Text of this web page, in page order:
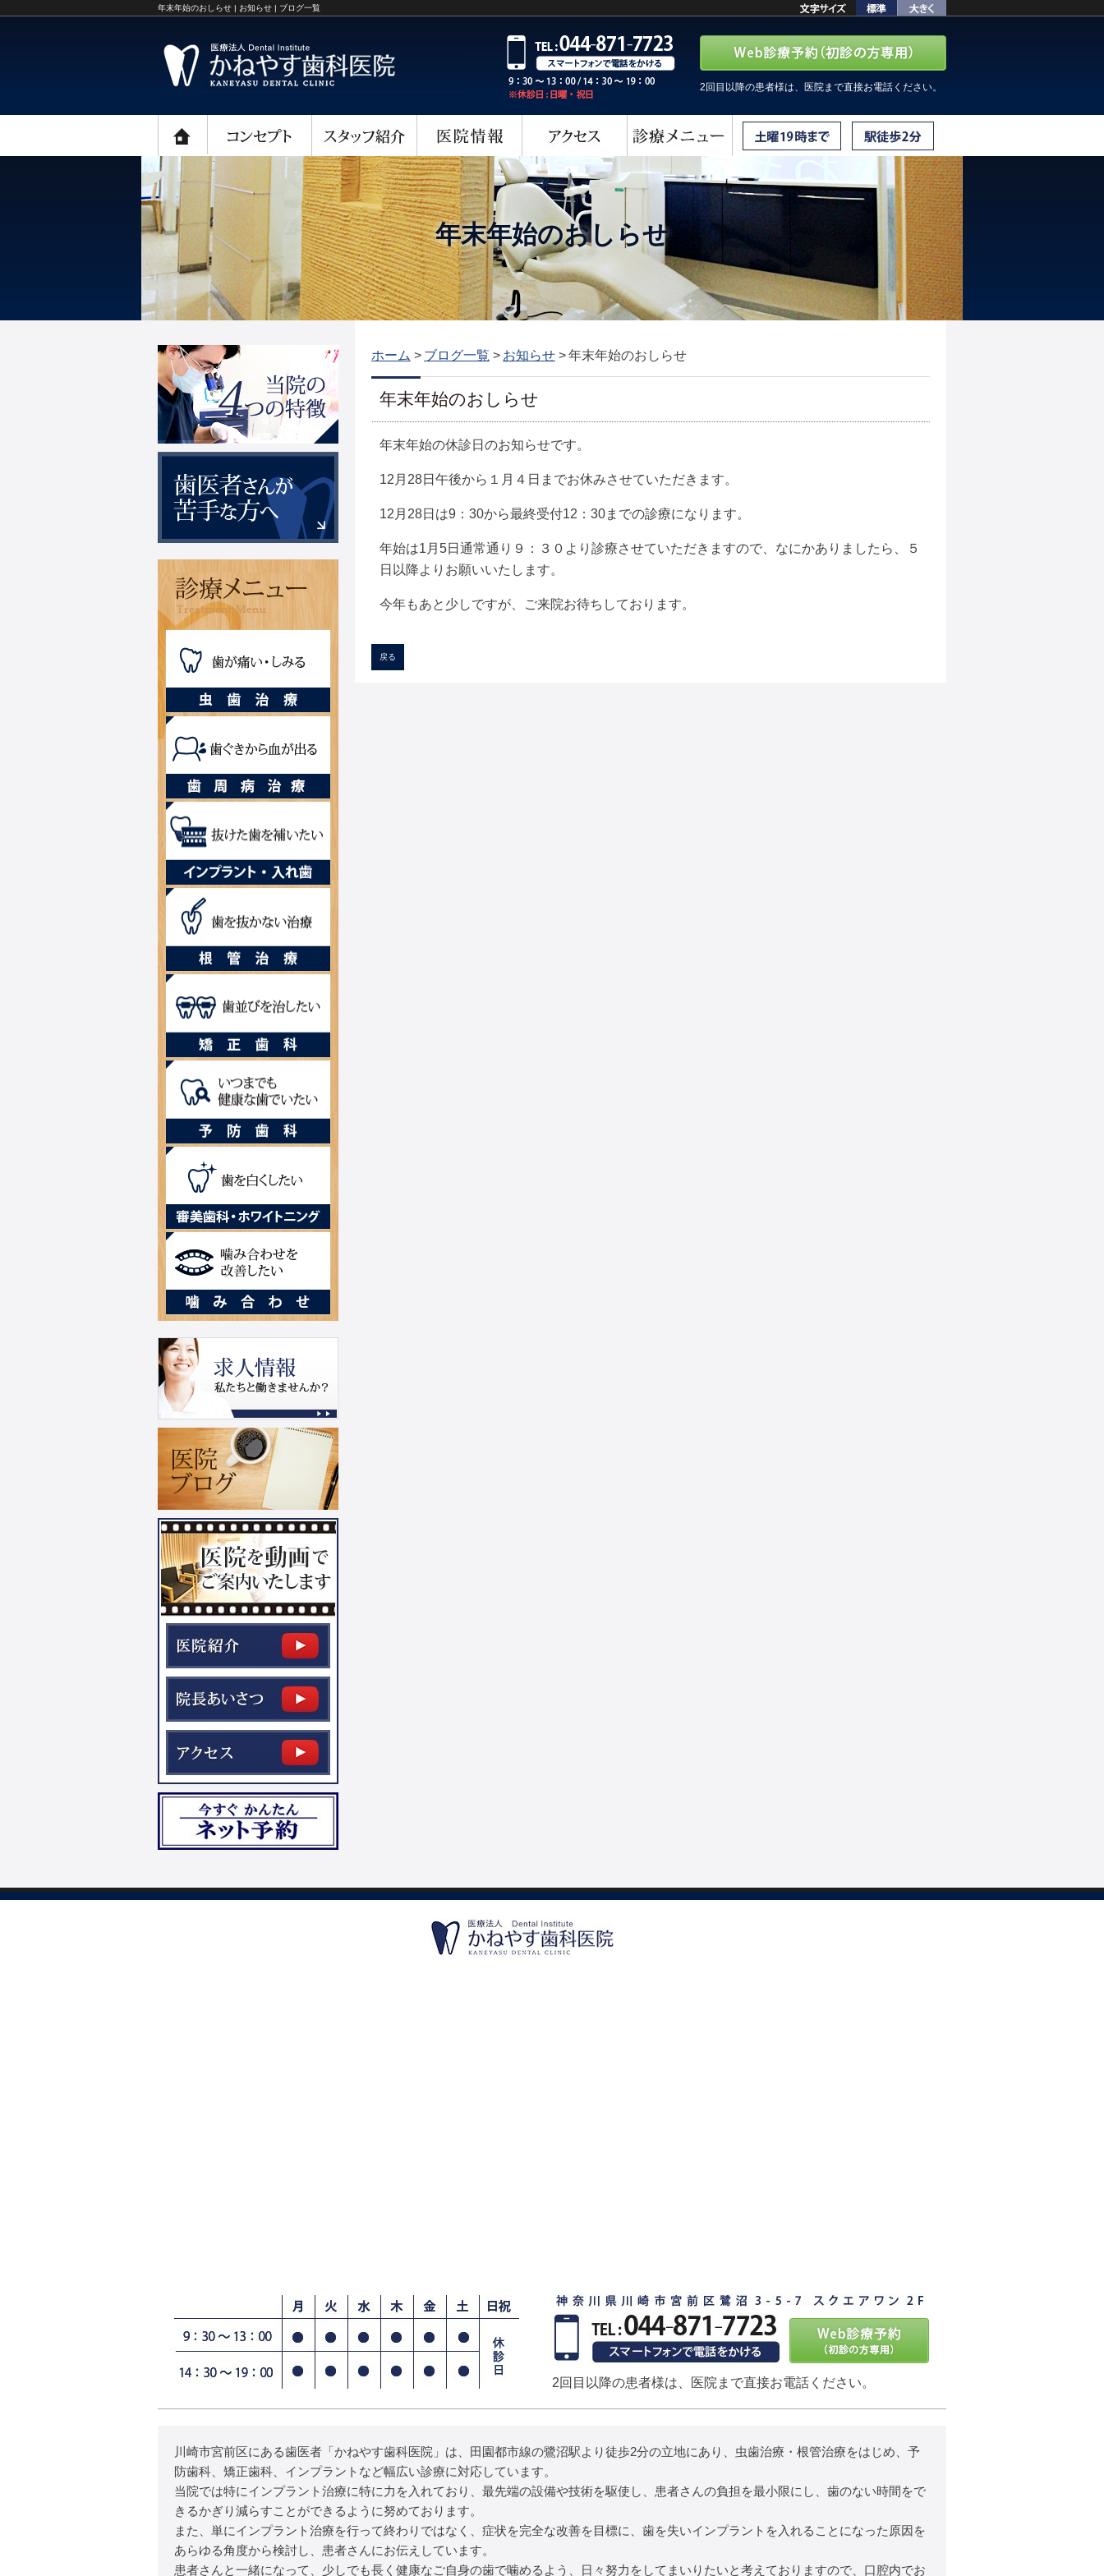
年末年始のおしらせ | お知らせ | ブログ一覧
2回目以降の患者様は、医院まで直接お電話ください。
年末年始のおしらせ
ホーム > ブログ一覧 > お知らせ >年末年始のおしらせ
年末年始のおしらせ
年末年始の休診日のお知らせです。
12月28日午後から１月４日までお休みさせていただきます。
12月28日は9：30から最終受付12：30までの診療になります。
年始は1月5日通常通り９：３０より診療させていただきますので、なにかありましたら、５
日以降よりお願いいたします。
今年もあと少しですが、ご来院お待ちしております。
戻る
2回目以降の患者様は、医院まで直接お電話ください。
川崎市宮前区にある歯医者「かねやす歯科医院」は、田園都市線の鷺沼駅より徒歩2分の立地にあり、虫歯治療・根管治療をはじめ、予
防歯科、矯正歯科、インプラントなど幅広い診療に対応しています。
当院では特にインプラント治療に特に力を入れており、最先端の設備や技術を駆使し、患者さんの負担を最小限にし、歯のない時間をで
きるかぎり減らすことができるように努めております。
また、単にインプラント治療を行って終わりではなく、症状を完全な改善を目標に、歯を失いインプラントを入れることになった原因を
あらゆる角度から検討し、患者さんにお伝えしています。
患者さんと一緒になって、少しでも長く健康なご自身の歯で噛めるよう、日々努力をしてまいりたいと考えておりますので、口腔内でお